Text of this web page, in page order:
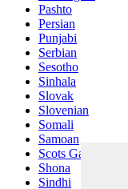
Pashto
Persian
Punjabi
Serbian
Sesotho
Sinhala
Slovak
Slovenian
Somali
Samoan
Scots Gaelic
Shona
Sindhi